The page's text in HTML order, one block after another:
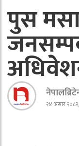
पुस
२४ असार